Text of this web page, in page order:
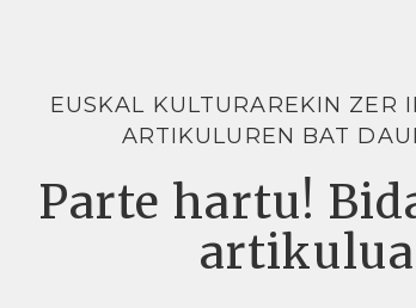
EUSKAL KULTURAREKIN ZER
ARTIKULUREN BAT
Parte hartu!
artikulua